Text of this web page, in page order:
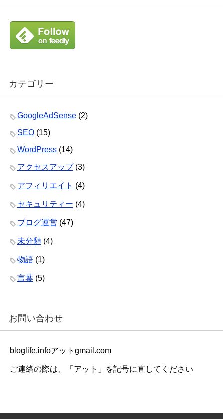
カテゴリー
GoogleAdSense (2)
SEO (15)
WordPress (14)
アクセスアップ(3)
アフィリエイト (4)
セキュリティー (4)
ブログ運営 (47)
未分類 (4)
物語 (1)
言葉 (5)
お問い合わせ
bloglife.infoアットgmail.com
ご連絡の際は、「アット」を記号に直してください